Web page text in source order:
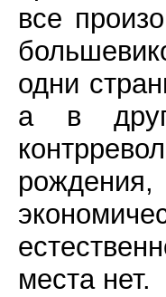
все
одни
а в
места нет.